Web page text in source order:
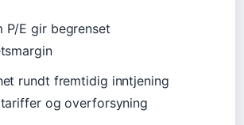
P/E gir begrenset
rundt fremtidig inntjening
og overforsyning